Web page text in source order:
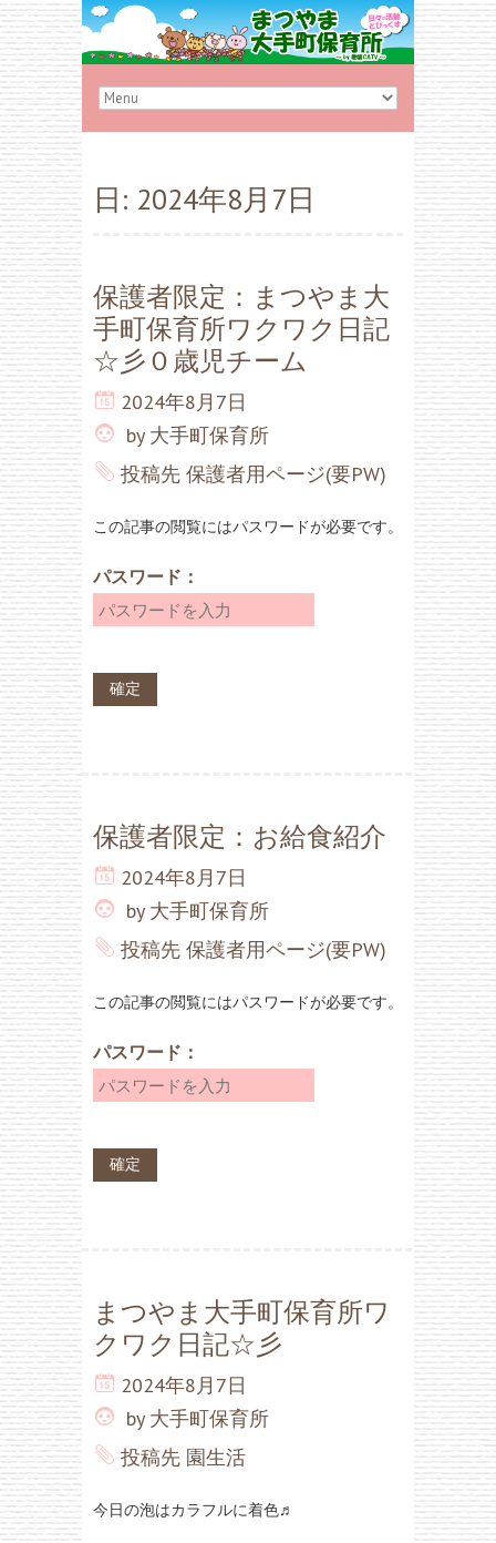
日: 2024年8月7日
保護者限定：まつやま大
手町保育所ワクワク日記
☆彡０歳児チーム
2024年8月7日
by 大手町保育所
投稿先 保護者用ページ(要PW)
この記事の閲覧にはパスワードが必要です。
パスワード：
保護者限定：お給食紹介
2024年8月7日
by 大手町保育所
投稿先 保護者用ページ(要PW)
この記事の閲覧にはパスワードが必要です。
パスワード：
まつやま大手町保育所ワ
クワク日記☆彡
2024年8月7日
by 大手町保育所
投稿先 園生活
今日の泡はカラフルに着色♬